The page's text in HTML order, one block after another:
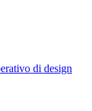
di design